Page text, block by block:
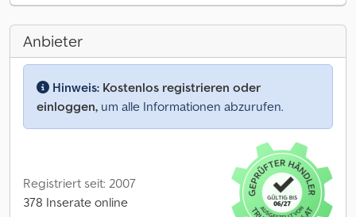
Anbieter
Hinweis: Kostenlos registrieren oder
einloggen, um alle Informationen abzurufen.
Registriert seit: 2007
378 Inserate online